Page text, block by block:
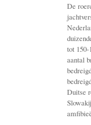
De
tot
aantal
Duitse